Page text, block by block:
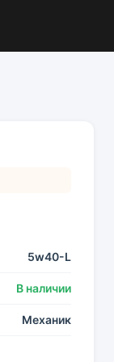
5w40-L
В наличии
Механик